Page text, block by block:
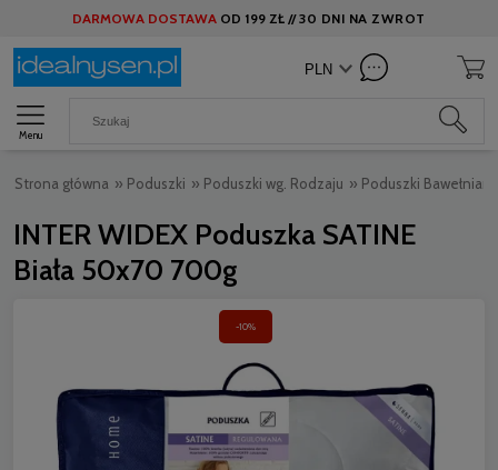
DARMOWA DOSTAWA OD 199 ZŁ //30 DNI NA ZWROT
Menu
Strona główna » Poduszki » Poduszki wg. Rodzaju » Poduszki
INTER WIDEX Poduszka SATINE
Biała 50x70 700g
-10%